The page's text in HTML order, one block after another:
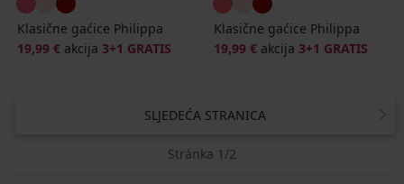
Klasične gaćice Philippa
19,99 € akcija 3+1 GRATIS
Klasične gaćice Philippa
19,99 € akcija 3+1 GRATIS
SLJEDEĆA STRANICA
Stránka 1/2